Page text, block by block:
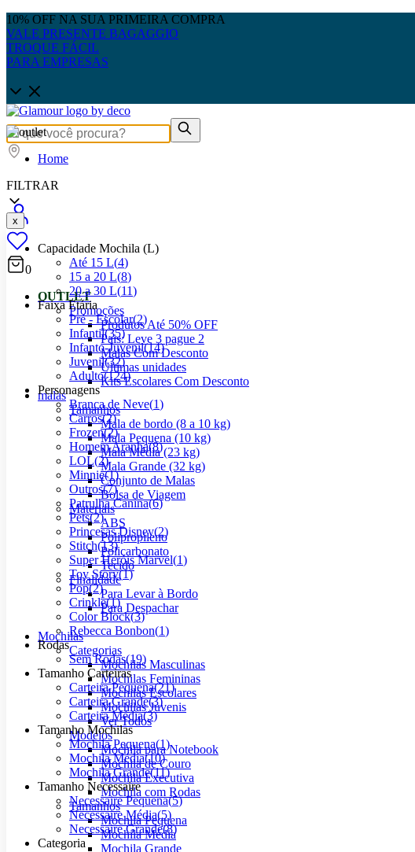
10% OFF NA SUA PRIMEIRA COMPRA
VALE PRESENTE BAGAGGIO
TROQUE FÁCIL
PARA EMPRESAS
0
OUTLET
Promoções
Produtos Até 50% OFF
Pais: Leve 3 pague 2
Malas Com Desconto
Últimas unidades
Kits Escolares Com Desconto
malas
Tamanhos
Mala de bordo (8 a 10 kg)
Mala Pequena (10 kg)
Mala Média (23 kg)
Mala Grande (32 kg)
Conjunto de Malas
Bolsa de Viagem
Materiais
ABS
Polipropileno
Policarbonato
Tecido
Finalidade
Para Levar à Bordo
Para Despachar
Mochilas
Categorias
Mochilas Masculinas
Mochilas Femininas
Mochilas Escolares
Mochilas Juvenis
Ver Todos
Modelos
Mochila para Notebook
Mochila de Couro
Mochila Executiva
Mochila com Rodas
Tamanhos
Mochila Pequena
Mochila Média
Mochila Grande
Home
FILTRAR
x
Capacidade Mochila (L)
Até 15 L(4)
15 a 20 L(8)
20 a 30 L(11)
Faixa Etária
Pré - Escolar(2)
Infantil(35)
Infanto-Juvenil(14)
Juvenil(32)
Adulto(124)
Personagens
Branca de Neve(1)
Carros(2)
Frozen(2)
Homem Aranha(8)
LOL(2)
Minnie(1)
Outros(7)
Patrulha Canina(6)
Pets(2)
Princesas Disney(2)
Stitch(13)
Super Heróis Marvel(1)
Toy Story(1)
Pop(2)
Crinkle(1)
Color Block(3)
Rebecca Bonbon(1)
Rodas
Sem Rodas(19)
Tamanho Carteiras
Carteira Pequena(21)
Carteira Grande(3)
Carteira Média(3)
Tamanho Mochilas
Mochila Pequena(1)
Mochila Média(10)
Mochila Grande(11)
Tamanho Necessaire
Necessaire Pequena(5)
Necessaire Média(5)
Necessaire Grande(8)
Categoria